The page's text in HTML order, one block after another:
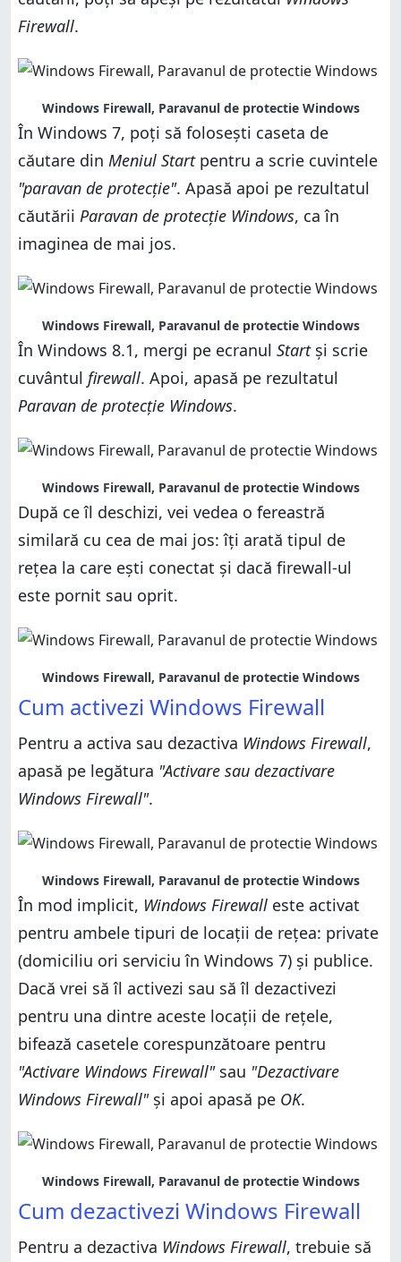
Firewall.
Windows Firewall, Paravanul de protectie Windows
În Windows 7, poți să folosești caseta de
căutare din Meniul Startpentru a scrie cuvintele
"paravan de protecție". Apasă apoi pe rezultatul
căutării Paravan de protecție Windows, ca în
imaginea de mai jos.
Windows Firewall, Paravanul de protectie Windows
În Windows 8.1, mergi pe ecranul Startși scrie
cuvântul firewall. Apoi, apasă pe rezultatul
Paravan de protecție Windows.
Windows Firewall, Paravanul de protectie Windows
După ce îl deschizi, vei vedea o fereastră
similară cu cea de mai jos: îți arată tipul de
rețea la care ești conectat și dacă firewall-ul
este pornit sau oprit.
Windows Firewall, Paravanul de protectie Windows
Cum activezi Windows Firewall
Pentru a activa sau dezactiva Windows Firewall,
apasă pe legătura "Activare sau dezactivare
Windows Firewall".
Windows Firewall, Paravanul de protectie Windows
În mod implicit, Windows Firewall este activat
pentru ambele tipuri de locații de rețea: private
(domiciliu ori serviciu în Windows 7) și publice.
Dacă vrei să îl activezi sau să îl dezactivezi
pentru una dintre aceste locații de rețele,
bifează casetele corespunzătoare pentru
"Activare Windows Firewall"sau "Dezactivare
Windows Firewall" și apoi apasă pe OK.
Windows Firewall, Paravanul de protectie Windows
Cum dezactivezi Windows Firewall
Pentru a dezactiva Windows Firewall, trebuie să